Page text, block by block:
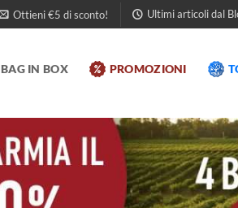
Ottieni €5 di sconto! Ultimi articoli dal
BAG IN BOX PROMOZIONI